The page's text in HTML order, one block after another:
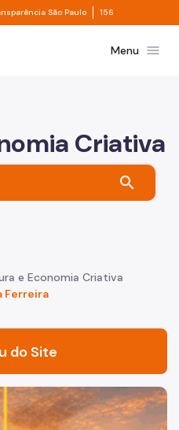
de acesso à informação
São Paulo Divisor de
156
PauloMenu menu
Criativa
search
e Economia Criativa
Ferreira
do Site
e uma gata rajada,